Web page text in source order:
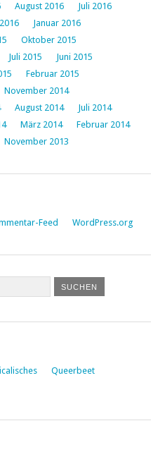
August 2016
Juli 2016
Januar 2016
Oktober 2015
Juli 2015
Juni 2015
Februar 2015
November 2014
August 2014
Juli 2014
März 2014
Februar 2014
November 2013
Feed WordPress.org
Queerbeet